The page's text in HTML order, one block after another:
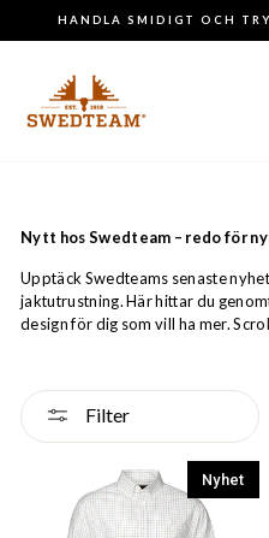
HANDLA SMIDIGT OCH
Nytt hos Swedteam – redo för
Upptäck Swedteams senaste
jaktutrustning. Här hittar du
design för dig som vill ha mer.
Filter
Nyhet